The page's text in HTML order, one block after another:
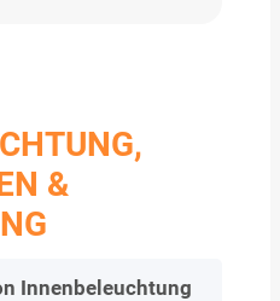
&
Innenbeleuchtung